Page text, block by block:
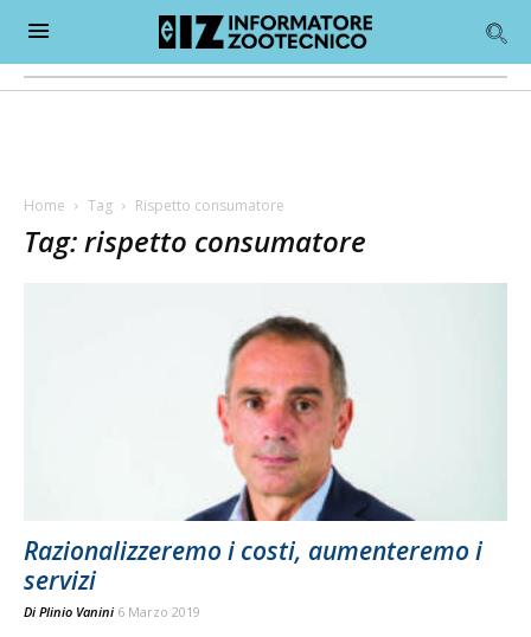
Home Tag Rispetto consumatore
Tag: rispetto consumatore
Razionalizzeremo i costi, aumenteremo i
servizi
Di Plinio Vanini 6 Marzo 2019